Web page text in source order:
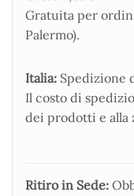
Gratuita per
Palermo).
Italia: Spedizione
Il costo di
dei prodotti e alla
Ritiro in Sede: